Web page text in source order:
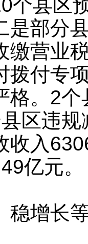
个县区
是部分
缴营业
拨付专
格。2
区违
收入
亿元。
增长等